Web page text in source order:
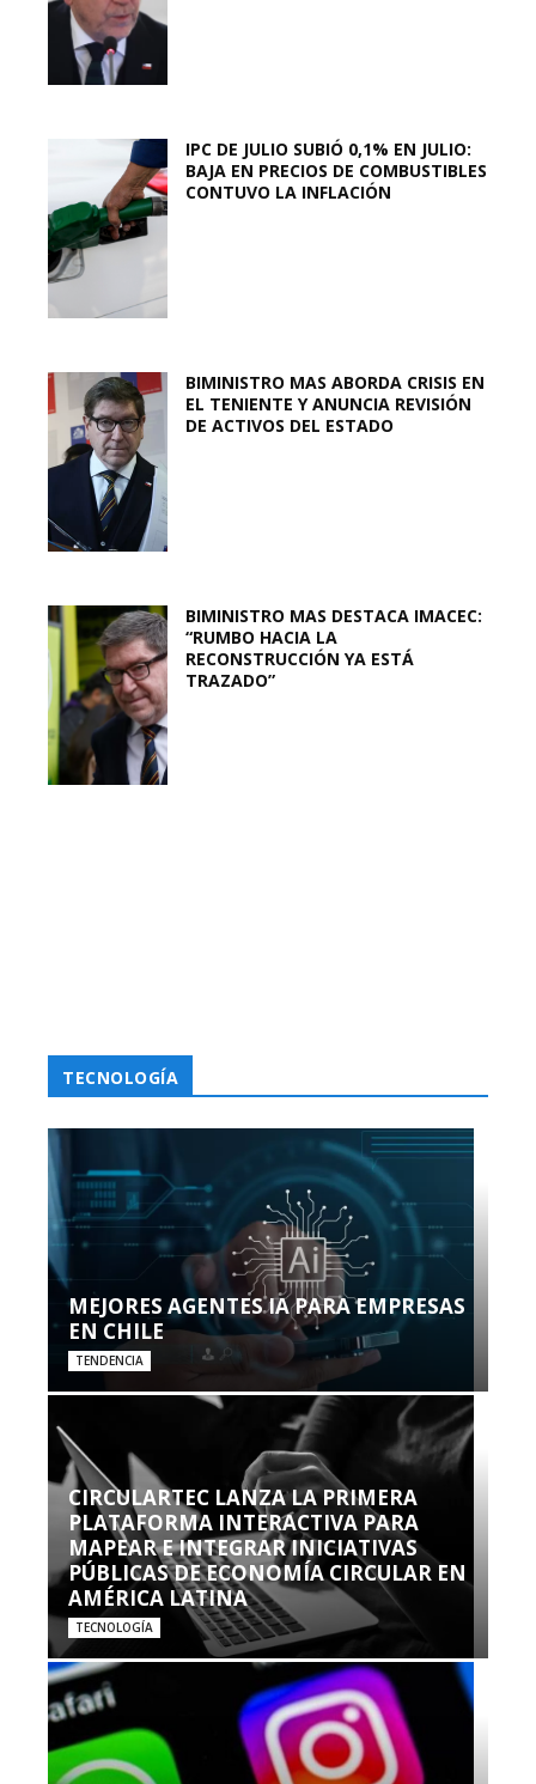
IPC DE JULIO SUBIÓ 0,1% EN JULIO:
BAJA EN PRECIOS DE COMBUSTIBLES
CONTUVO LA INFLACIÓN
BIMINISTRO MAS ABORDA CRISIS EN
EL TENIENTE Y ANUNCIA REVISIÓN
DE ACTIVOS DEL ESTADO
BIMINISTRO MAS DESTACA IMACEC:
“RUMBO HACIA LA
RECONSTRUCCIÓN YA ESTÁ
TRAZADO”
TECNOLOGÍA
MEJORES AGENTES IA PARA EMPRESAS
EN CHILE
TENDENCIA
CIRCULARTEC LANZA LA PRIMERA
PLATAFORMA INTERACTIVA PARA
MAPEAR E INTEGRAR INICIATIVAS
PÚBLICAS DE ECONOMÍA CIRCULAR EN
AMÉRICA LATINA
TECNOLOGÍA